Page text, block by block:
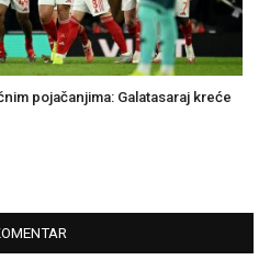
pojačanjima: Galatasaraj kreće